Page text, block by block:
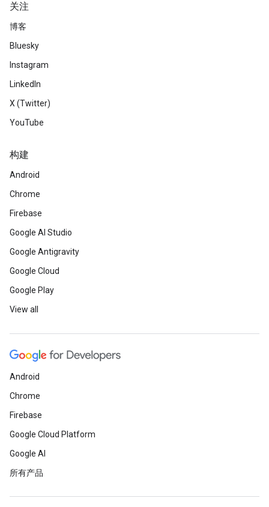
关注
博客
Bluesky
Instagram
LinkedIn
X (Twitter)
YouTube
构建
Android
Chrome
Firebase
Google AI Studio
Google Antigravity
Google Cloud
Google Play
View all
Android
Chrome
Firebase
Google Cloud Platform
Google AI
所有产品